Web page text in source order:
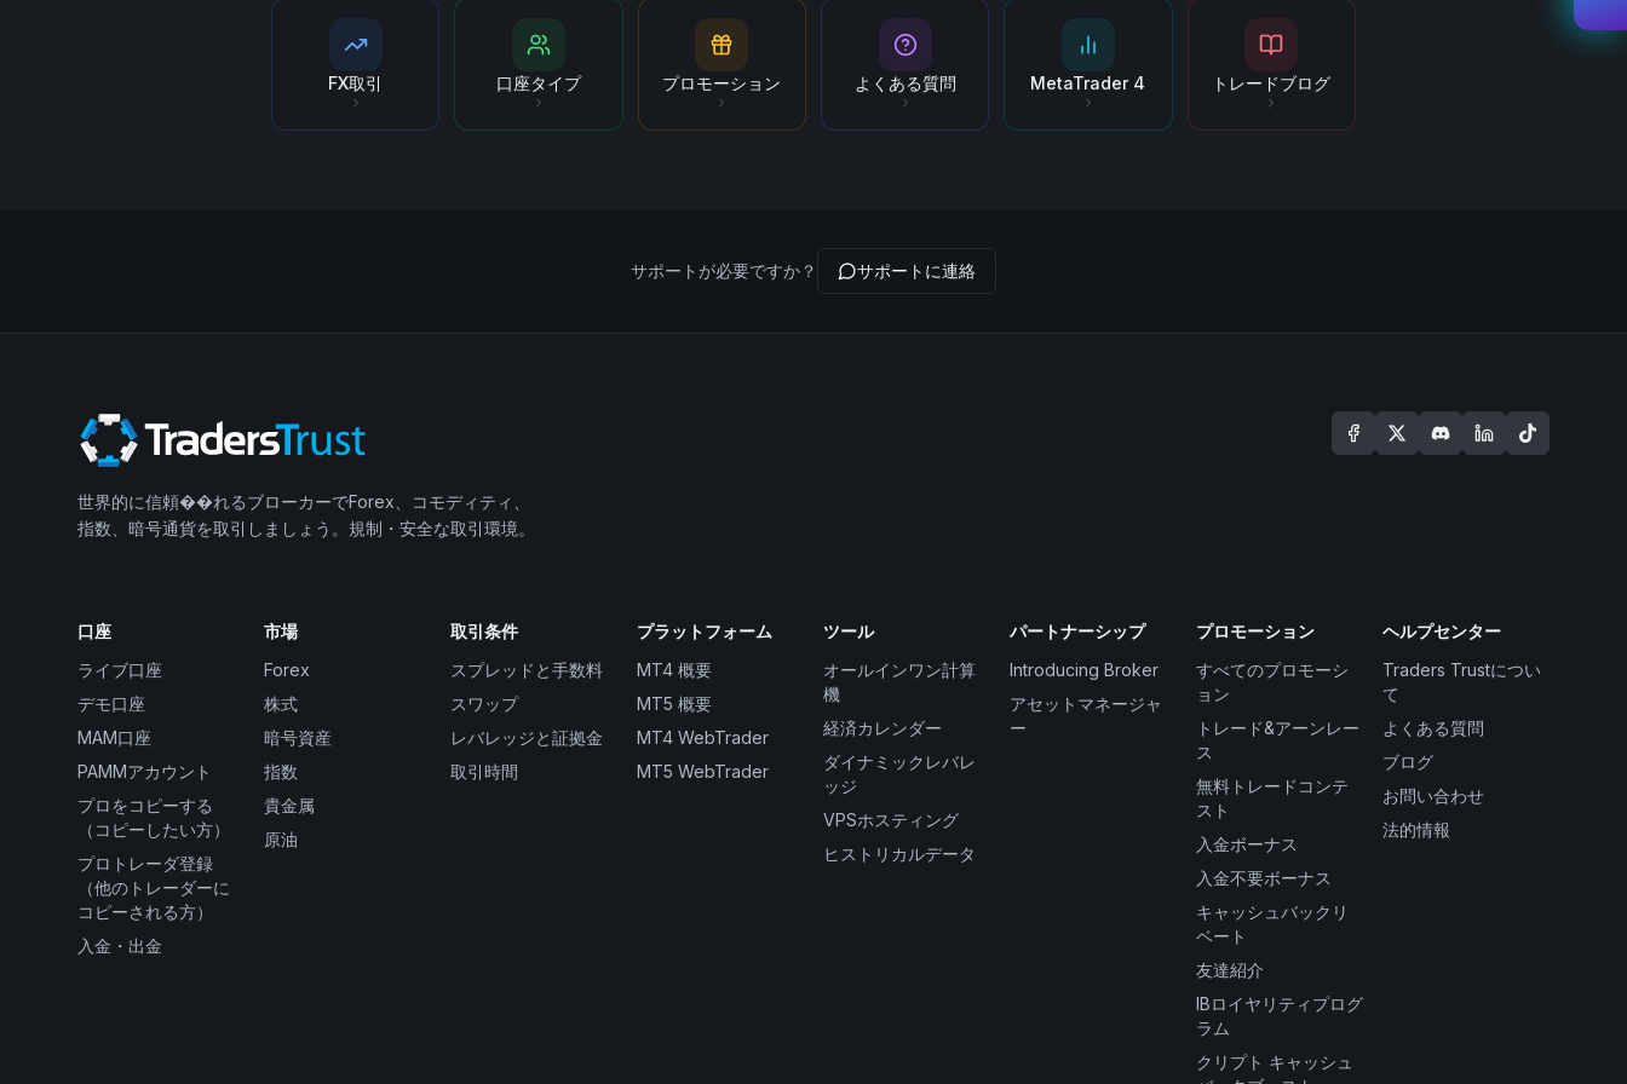
FX取引 口座タイプ プロモーション よくある質問 MetaTrader 4 トレードブログ
サポートが必要ですか？ サポートに連絡
世界的に信頼��れるブローカーでForex、コモディティ、
指数、暗号通貨を取引しましょう。規制・安全な取引環境。
口座
ライブ口座
デモ口座
MAM口座
PAMMアカウント
プロをコピーする
（コピーしたい方）
プロトレーダ登録
（他のトレーダーに
コピーされる方）
入金・出金
市場
Forex
株式
暗号資産
指数
貴金属
原油
取引条件
スプレッドと手数料
スワップ
レバレッジと証拠金
取引時間
プラットフォーム
MT4 概要
MT5 概要
MT4 WebTrader
MT5 WebTrader
ツール
オールインワン計算
機
経済カレンダー
ダイナミックレバレ
ッジ
VPSホスティング
ヒストリカルデータ
パートナーシップ
Introducing Broker
アセットマネージャ
ー
プロモーション
すべてのプロモーシ
ョン
トレード&アーンレー
ス
無料トレードコンテ
スト
入金ボーナス
入金不要ボーナス
キャッシュバックリ
ベート
友達紹介
IBロイヤリティプログ
ラム
クリプト キャッシュ
ヘルプセンター
Traders Trustについ
て
よくある質問
ブログ
お問い合わせ
法的情報